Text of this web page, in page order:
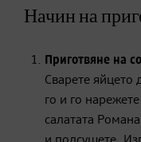
Начин на
Приготвяне на
Сварете яйцето
го и го
салатата